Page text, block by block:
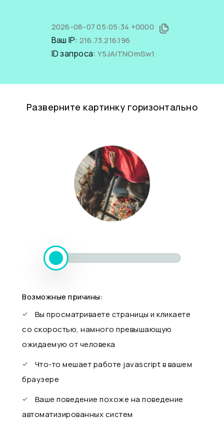
2026-08-07 05:05:34 +0000
Ваш IP: 216.73.216.196
ID запроса: Y5JAiTNOmSw1
Разверните картинку горизонтально
Возможные причины:
Вы просматриваете страницы и кликаете
со скоростью, намного превышающую
ожидаемую от человека
Что-то мешает работе javascript в вашем
браузере
Ваше поведение похоже на поведение
автоматизированных систем